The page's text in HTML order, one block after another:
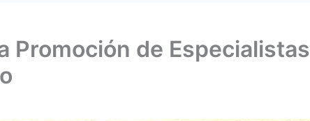
Promoción de Especialistas